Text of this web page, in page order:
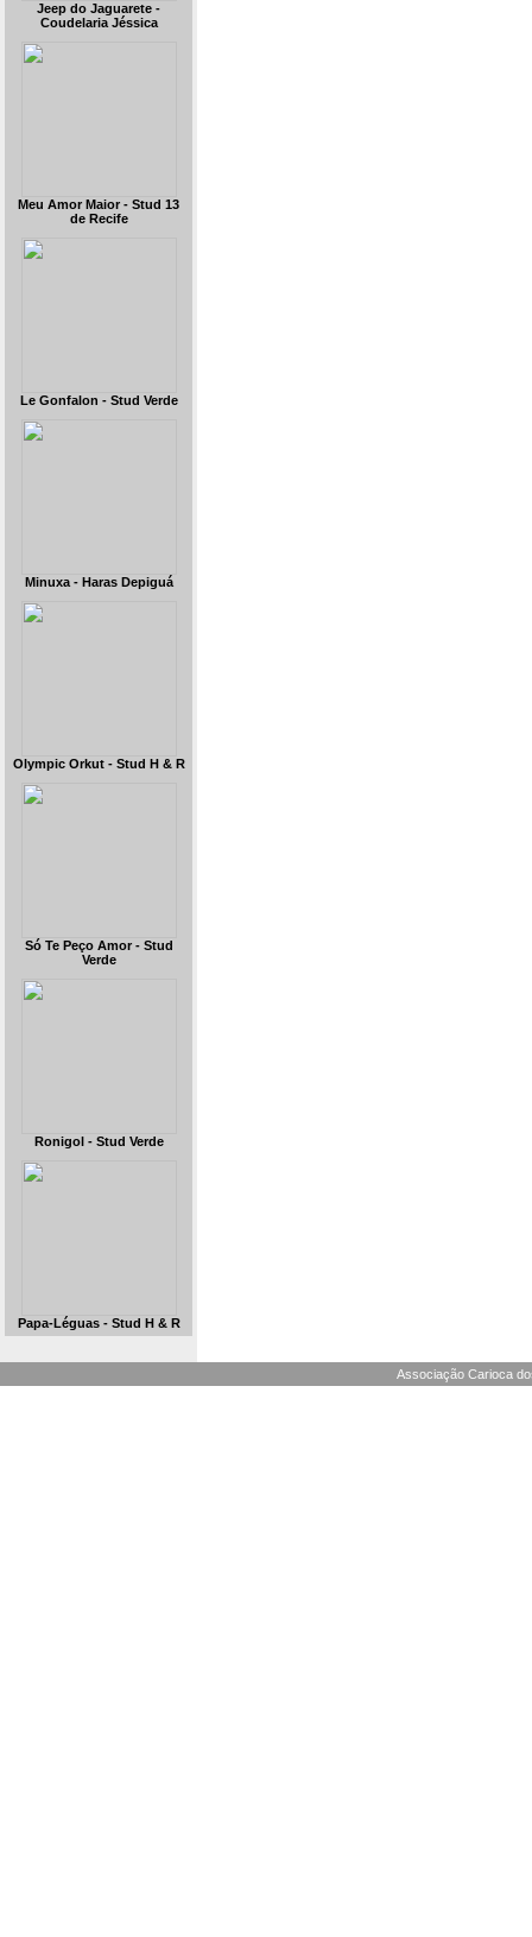
Jeep do Jaguarete -
Coudelaria Jéssica
Meu Amor Maior - Stud 13
de Recife
Le Gonfalon - Stud Verde
Minuxa - Haras Depiguá
Olympic Orkut - Stud H & R
Só Te Peço Amor - Stud
Verde
Ronigol - Stud Verde
Papa-Léguas - Stud H & R
Associação Carioca